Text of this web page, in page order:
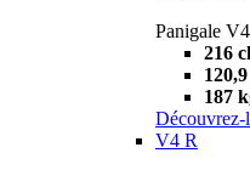
Panigale
216
187
Découvrez-
V4 R